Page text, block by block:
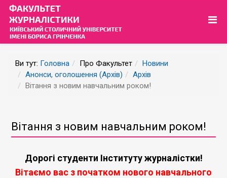
Ви тут: Головна Про Факультет
Новини
Анонси, оголошення (Архів)
Архів
Вітання з новим навчальним роком!
Вітання з новим навчальним роком!
Дорогі студенти Інституту журналістки!
Вітаємо вас з початком нового навчального